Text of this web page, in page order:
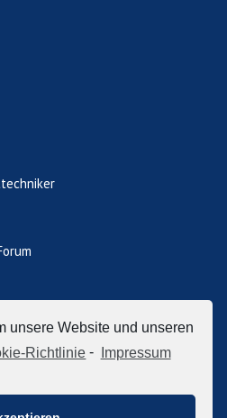
unsere Website und unseren
Richtlinie - Impressum